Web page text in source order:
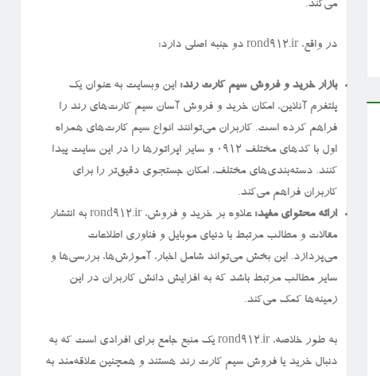
می‌کند.
در واقع، rond912.ir دو جنبه اصلی دارد:
بازار خرید و فروش سیم کارت رند: این وبسایت به عنوان یک
پلتفرم آنلاین، امکان خرید و فروش آسان سیم کارت‌های رند را
فراهم کرده است. کاربران می‌توانند انواع سیم کارت‌های همراه
اول با کدهای مختلف ۰۹۱۲ و سایر اپراتورها را در این سایت پیدا
کنند. دسته‌بندی‌های مختلف، امکان جستجوی دقیق‌تر را برای
کاربران فراهم می‌کند.
ارائه محتوای مفید:
علاوه بر خرید و فروش، rond912.ir به انتشار
مقالات و مطالب مرتبط با دنیای موبایل و فناوری اطلاعات
می‌پردازد. این بخش می‌تواند شامل اخبار، آموزش‌ها، بررسی‌ها و
سایر مطالب مرتبط باشد که به افزایش دانش کاربران در این
زمینه‌ها کمک می‌کند.
به طور خلاصه، rond912.ir یک منبع جامع برای افرادی است که به
دنبال خرید یا فروش سیم کارت رند هستند و همچنین علاقه‌مند به